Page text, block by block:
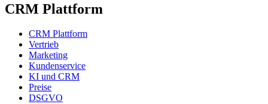
CRM Plattform
CRM Plattform
Vertrieb
Marketing
Kundenservice
KI und CRM
Preise
DSGVO